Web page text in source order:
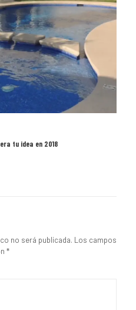
tu idea en 2018
no será publicada. Los campos
*